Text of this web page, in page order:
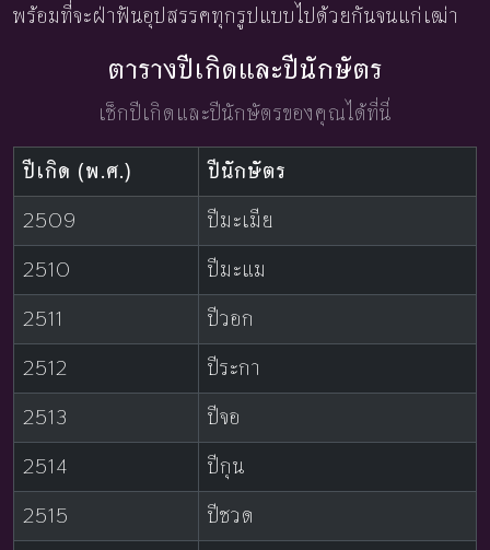
พร้อมที่จะฝ่าฟันอุปสรรคทุกรูปแบบไปด้วยกันจนแก่เฒ่า
ตารางปีเกิดและปีนักษัตร
เช็กปีเกิดและปีนักษัตรของคุณได้ที่นี่
ปีเกิด (พ.ศ.)
ปีนักษัตร
2509
ปีมะเมีย
2510
ปีมะแม
2511
ปีวอก
2512
ปีระกา
2513
ปีจอ
2514
ปีกุน
2515
ปีชวด